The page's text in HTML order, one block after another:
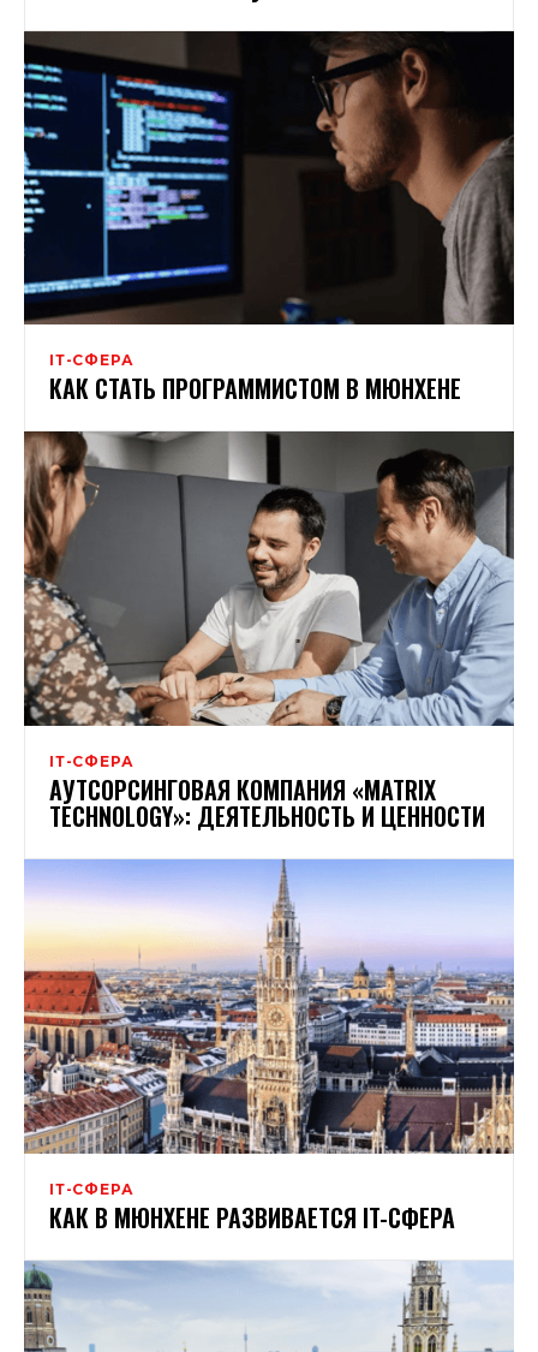
ІТ-СФЕРА
КАК СТАТЬ ПРОГРАММИСТОМ В МЮНХЕНЕ
ІТ-СФЕРА
АУТСОРСИНГОВАЯ КОМПАНИЯ «MATRIX
TECHNOLOGY»: ДЕЯТЕЛЬНОСТЬ И ЦЕННОСТИ
ІТ-СФЕРА
КАК В МЮНХЕНЕ РАЗВИВАЕТСЯ IT-СФЕРА